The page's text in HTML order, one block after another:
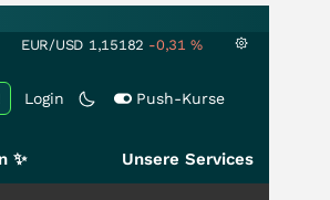
EUR/USD 1,15182 -0,31 %
Login Push-Kurse
✨ Unsere Services